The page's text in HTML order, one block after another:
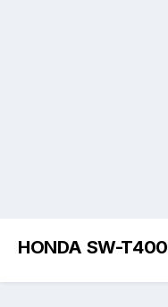
HONDA SW-T400